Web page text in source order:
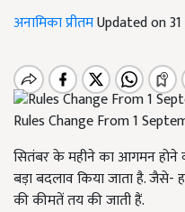
अनामिका प्रीतमUpdated on
Rules Change From 1
सितंबर के महीने का आगमन होने
बड़ा बदलाव किया जाता है. जैसे-
की कीमतें तय की जाती हैं.